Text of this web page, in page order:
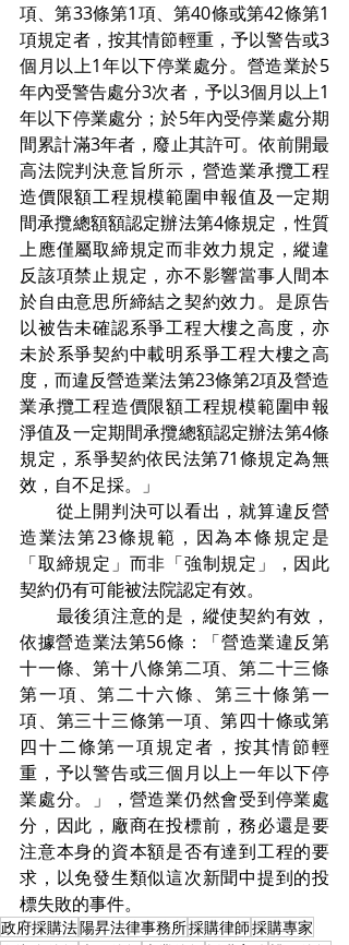
項、第33條第1項、第40條或第42條第1
項規定者，按其情節輕重，予以警告或3
個月以上1年以下停業處分。營造業於5
年內受警告處分3次者，予以3個月以上1
年以下停業處分；於5年內受停業處分期
間累計滿3年者，廢止其許可。依前開最
高法院判決意旨所示，營造業承攬工程
造價限額工程規模範圍申報值及一定期
間承攬總額額認定辦法第4條規定，性質
上應僅屬取締規定而非效力規定，縱違
反該項禁止規定，亦不影響當事人間本
於自由意思所締結之契約效力。是原告
以被告未確認系爭工程大樓之高度，亦
未於系爭契約中載明系爭工程大樓之高
度，而違反營造業法第23條第2項及營造
業承攬工程造價限額工程規模範圍申報
淨值及一定期間承攬總額認定辦法第4條
規定，系爭契約依民法第71條規定為無
效，自不足採。」
從上開判決可以看出，就算違反營
造業法第23條規範，因為本條規定是
「取締規定」而非「強制規定」，因此
契約仍有可能被法院認定有效。
最後須注意的是，縱使契約有效，
依據營造業法第56條：「營造業違反第
十一條、第十八條第二項、第二十三條
第一項、第二十六條、第三十條第一
項、第三十三條第一項、第四十條或第
四十二條第一項規定者，按其情節輕
重，予以警告或三個月以上一年以下停
業處分。」，營造業仍然會受到停業處
分，因此，廠商在投標前，務必還是要
注意本身的資本額是否有達到工程的要
求，以免發生類似這次新聞中提到的投
標失敗的事件。
政府採購法陽昇法律事務所採購律師採購專家